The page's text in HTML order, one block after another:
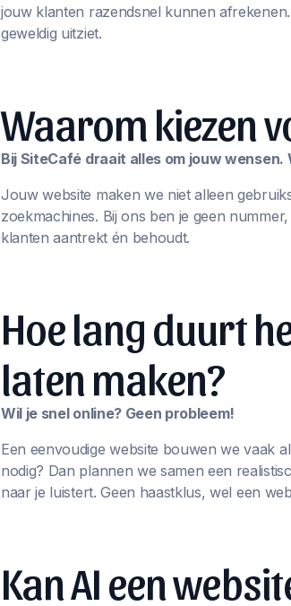
jouw klanten razendsnel kunnen
geweldig uitziet.
Waarom kiezen
Bij SiteCafé draait alles om jouw
Jouw website maken we niet alleen
zoekmachines. Bij ons ben je geen
klanten aantrekt én behoudt.
Hoe lang duurt
laten maken?
Wil je snel online? Geen probleem!
Een eenvoudige website bouwen we vaak
nodig? Dan plannen we samen een
naar je luistert. Geen haastklus, wel een
Kan AI een